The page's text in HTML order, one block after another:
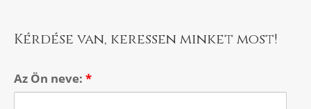
Kérdése van, keressen minket most!
Az Ön neve: *